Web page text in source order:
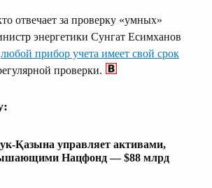
отвечает за проверку «умных»
энергетики Сунгат Есимханов
любой прибор учета имеет свой срок
проверки.
Қазына управляет активами,
Нацфонд — $88 млрд